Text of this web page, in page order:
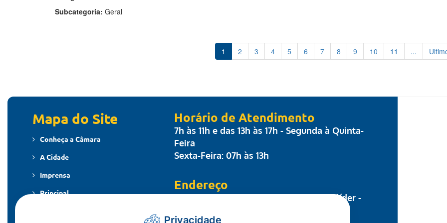
Subcategoria: Geral
1 2 3 4 5 6 7 8 9 10 11 ...
Horário de Atendimento
7h às 11h e das 13h às 17h - Segunda à Quinta-
Feira
Sexta-Feira: 07h às 13h
Endereço
Travessa dos Parecis, nº 17 - Centro Colíder -
Mapa do Site
Conheça a Câmara
A Cidade
Imprensa
Principal
Privacidade